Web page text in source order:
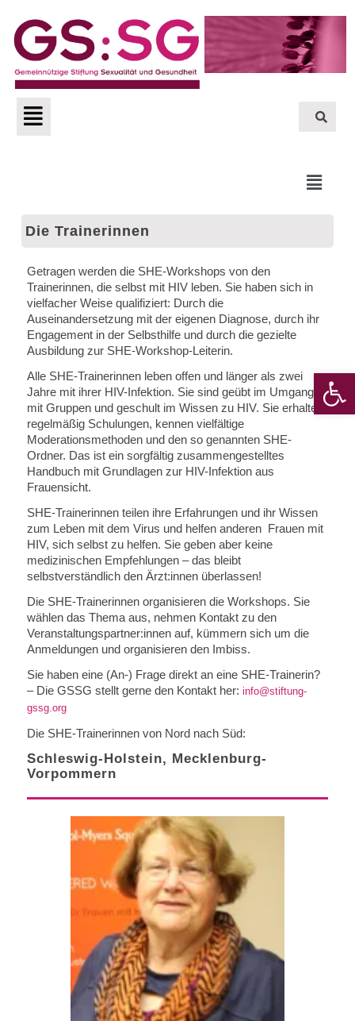
Inhalt
springen
Menü
Menü
Die Trainerinnen
Getragen werden die SHE-Workshops von den
Trainerinnen, die selbst mit HIV leben. Sie haben sich in
vielfacher Weise qualifiziert: Durch die
Auseinandersetzung mit der eigenen Diagnose, durch ihr
Engagement in der Selbsthilfe und durch die gezielte
Ausbildung zur SHE-Workshop-Leiterin.
Alle SHE-Trainerinnen leben offen und länger als zwei
Jahre mit ihrer HIV-Infektion. Sie sind geübt im Umgang
mit Gruppen und geschult im Wissen zu HIV. Sie erhalten
regelmäßig Schulungen, kennen vielfältige
Moderationsmethoden und den so genannten SHE-
Ordner. Das ist ein sorgfältig zusammengestelltes
Handbuch mit Grundlagen zur HIV-Infektion aus
Frauensicht.
SHE-Trainerinnen teilen ihre Erfahrungen und ihr Wissen
zum Leben mit dem Virus und helfen anderen Frauen mit
HIV, sich selbst zu helfen. Sie geben aber keine
medizinischen Empfehlungen – das bleibt
selbstverständlich den Ärzt:innen überlassen!
Die SHE-Trainerinnen organisieren die Workshops. Sie
wählen das Thema aus, nehmen Kontakt zu den
Veranstaltungspartner:innen auf, kümmern sich um die
Anmeldungen und organisieren den Imbiss.
Sie haben eine (An-) Frage direkt an eine SHE-Trainerin?
– Die GSSG stellt gerne den Kontakt her: info@stiftung-
gssg.org
Die SHE-Trainerinnen von Nord nach Süd:
Schleswig-Holstein, Mecklenburg-
Vorpommern